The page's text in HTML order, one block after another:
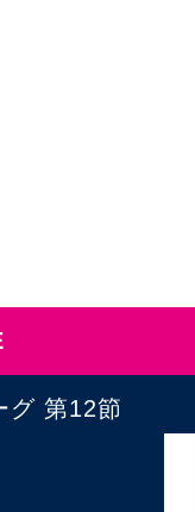
グ 第12節